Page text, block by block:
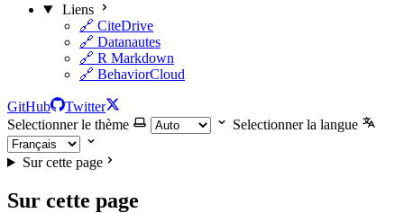
Liens
🔗 CiteDrive
🔗 Datanautes
🔗 R Markdown
🔗 BehaviorCloud
GitHub
Twitter
Selectionner le thème
Selectionner la langue
Sur cette page
Sur cette page